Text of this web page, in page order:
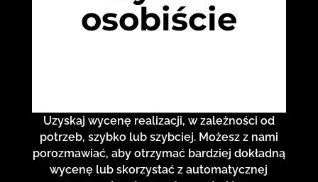
osobiście
Uzyskaj wycenę realizacji, w zależności od
potrzeb, szybko lub szybciej. Możesz z nami
porozmawiać, aby otrzymać bardziej dokładną
wycenę lub skorzystać z automatycznej